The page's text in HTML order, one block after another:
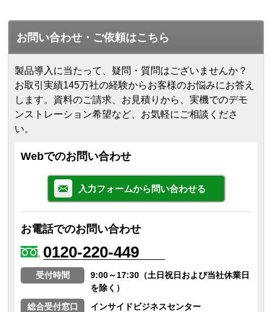
お問い合わせ・ご依頼はこちら
製品導入に当たって、疑問・質問はございませんか？
お取引実績145万社の経験からお客様のお悩みにお答え
します。 資料のご請求、お見積りから、実機でのデモ
ンストレーション希望など、お気軽にご相談くださ
い。
Webでのお問い合わせ
入力フォームから問い合わせる
お電話でのお問い合わせ
0120-220-449
受付時間
9:00～17:30（土日祝日および当社休業日
を除く）
総合受付窓口
インサイドビジネスセンター